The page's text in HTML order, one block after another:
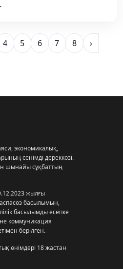
4 5 6 7 8 ›
экономикалық,
сенімді дереккөзі.
шынайы сұқбаттың
жылғы
басылымын,
басылымды есепке
коммуникация
берілген.
өнімдері 18 жастан